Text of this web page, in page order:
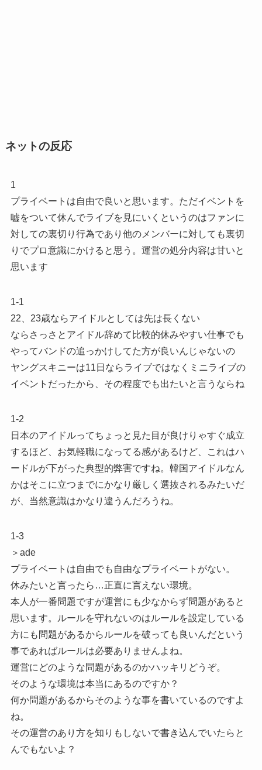
ネットの反応
1
プライベートは自由で良いと思います。ただイベントを
嘘をついて休んでライブを見にいくというのはファンに
対しての裏切り行為であり他のメンバーに対しても裏切
りでプロ意識にかけると思う。運営の処分内容は甘いと
思います
1-1
22、23歳ならアイドルとしては先は長くない
ならさっさとアイドル辞めて比較的休みやすい仕事でも
やってバンドの追っかけしてた方が良いんじゃないの
ヤングスキニーは11日ならライブではなくミニライブの
イベントだったから、その程度でも出たいと言うならね
1-2
日本のアイドルってちょっと見た目が良けりゃすぐ成立
するほど、お気軽職になってる感があるけど、これはハ
ードルが下がった典型的弊害ですね。韓国アイドルなん
かはそこに立つまでにかなり厳しく選抜されるみたいだ
が、当然意識はかなり違うんだろうね。
1-3
＞ade
プライベートは自由でも自由なプライベートがない。
休みたいと言ったら…正直に言えない環境。
本人が一番問題ですが運営にも少なからず問題があると
思います。ルールを守れないのはルールを設定している
方にも問題があるからルールを破っても良いんだという
事であればルールは必要ありませんよね。
運営にどのような問題があるのかハッキリどうぞ。
そのような環境は本当にあるのですか？
何か問題があるからそのような事を書いているのですよ
ね。
その運営のあり方を知りもしないで書き込んでいたらと
んでもないよ？